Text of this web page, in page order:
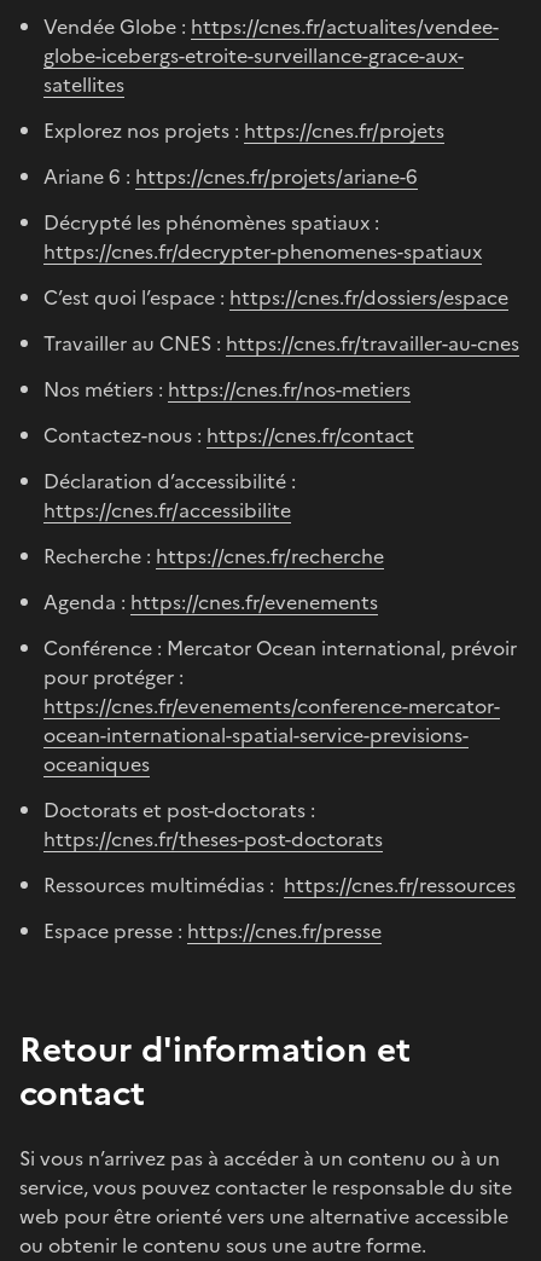
Vendée Globe : https://cnes.fr/actualites/vendee-
globe-icebergs-etroite-surveillance-grace-aux-
satellites
Explorez nos projets : https://cnes.fr/projets
Ariane 6 : https://cnes.fr/projets/ariane-6
Décrypté les phénomènes spatiaux :
https://cnes.fr/decrypter-phenomenes-spatiaux
C’est quoi l’espace : https://cnes.fr/dossiers/espace
Travailler au CNES : https://cnes.fr/travailler-au-cnes
Nos métiers : https://cnes.fr/nos-metiers
Contactez-nous : https://cnes.fr/contact
Déclaration d’accessibilité :
https://cnes.fr/accessibilite
Recherche : https://cnes.fr/recherche
Agenda : https://cnes.fr/evenements
Conférence : Mercator Ocean international, prévoir
pour protéger :
https://cnes.fr/evenements/conference-mercator-
ocean-international-spatial-service-previsions-
oceaniques
Doctorats et post-doctorats :
https://cnes.fr/theses-post-doctorats
Ressources multimédias : https://cnes.fr/ressources
Espace presse : https://cnes.fr/presse
Retour d'information et
contact
Si vous n’arrivez pas à accéder à un contenu ou à un
service, vous pouvez contacter le responsable du site
web pour être orienté vers une alternative accessible
ou obtenir le contenu sous une autre forme.